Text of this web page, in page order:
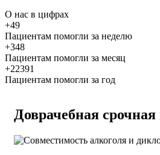
О нас в цифрах
+49
Пациентам помогли за неделю
+348
Пациентам помогли за месяц
+22391
Пациентам помогли за год
Доврачебная